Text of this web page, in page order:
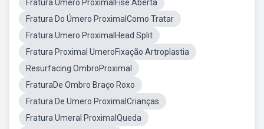
Fratura Umero ProximalFise Aberta
Fratura Do Úmero ProximalComo Tratar
Fratura Umero ProximalHead Split
Fratura Proximal UmeroFixação Artroplastia
Resurfacing OmbroProximal
FraturaDe Ombro Braço Roxo
Fratura De Umero ProximalCrianças
Fratura Umeral ProximalQueda